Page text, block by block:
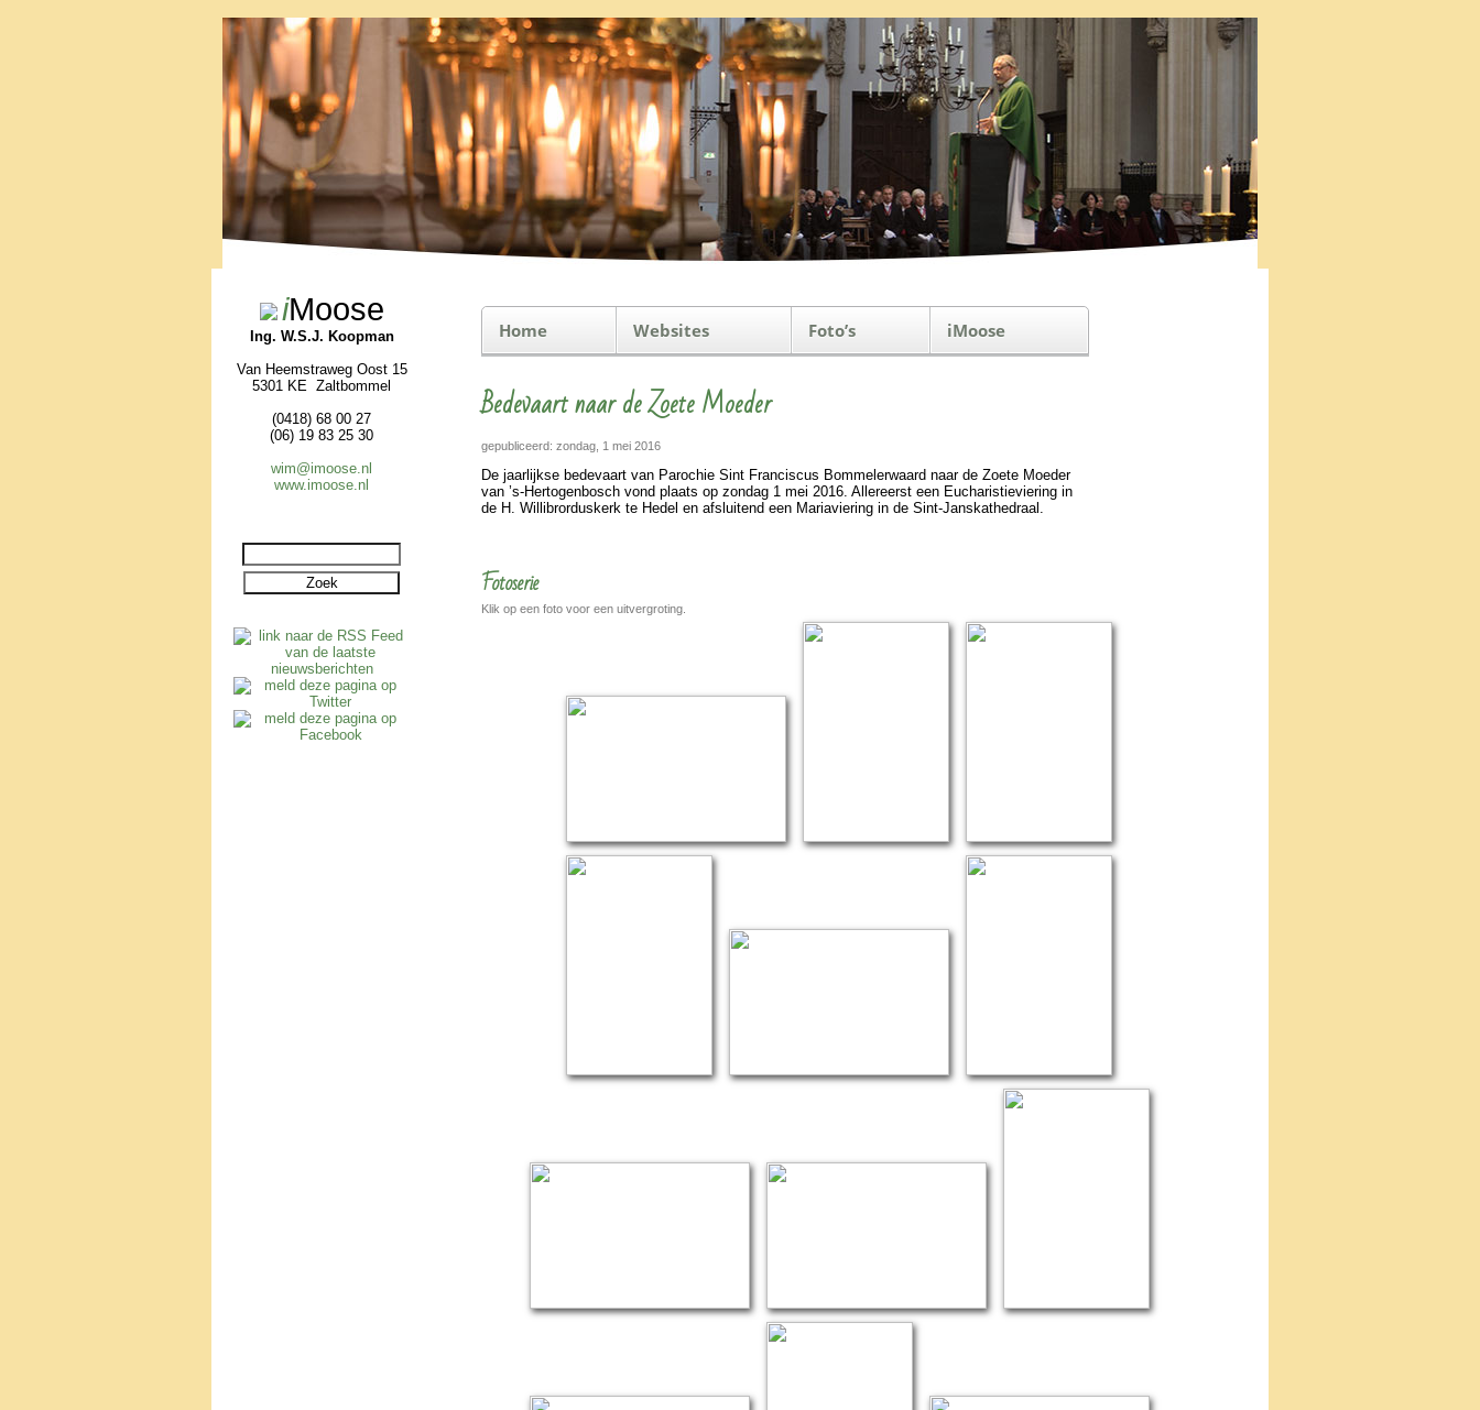
iMoose
Ing. W.S.J. Koopman
Van Heemstraweg Oost 15
5301 KE Zaltbommel
(0418) 68 00 27
(06) 19 83 25 30
wim@imoose.nl
www.imoose.nl
Home Websites Foto’s iMoose
Bedevaart naar de Zoete Moeder
gepubliceerd: zondag, 1 mei 2016
De jaar­lijkse bede­vaart van Pa­ro­chie Sint Fran­cis­cus Bom­me­ler­waard naar de Zoete Moeder
van ’s-Hertogen­bosch vond plaats op zon­dag 1 mei 2016. Aller­eerst een Eucha­ris­tie­vie­ring in
de H. Wil­li­brordus­kerk te Hedel en afsluitend een Maria­vie­ring in de Sint-Jans­kathe­draal.
Fotoserie
Klik op een foto voor een uitvergroting.